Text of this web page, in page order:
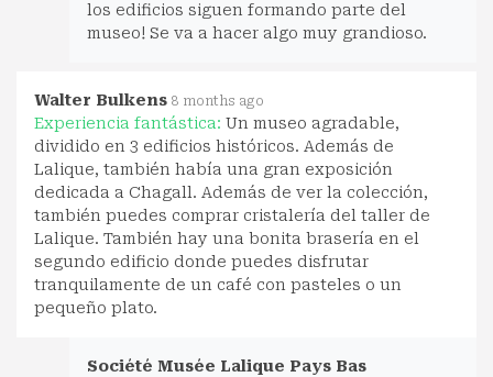
los edificios siguen formando parte del
museo! Se va a hacer algo muy grandioso.
Walter Bulkens 8 months ago
Experiencia fantástica: Un museo agradable,
dividido en 3 edificios históricos. Además de
Lalique, también había una gran exposición
dedicada a Chagall. Además de ver la colección,
también puedes comprar cristalería del taller de
Lalique. También hay una bonita brasería en el
segundo edificio donde puedes disfrutar
tranquilamente de un café con pasteles o un
pequeño plato.
Société Musée Lalique Pays Bas